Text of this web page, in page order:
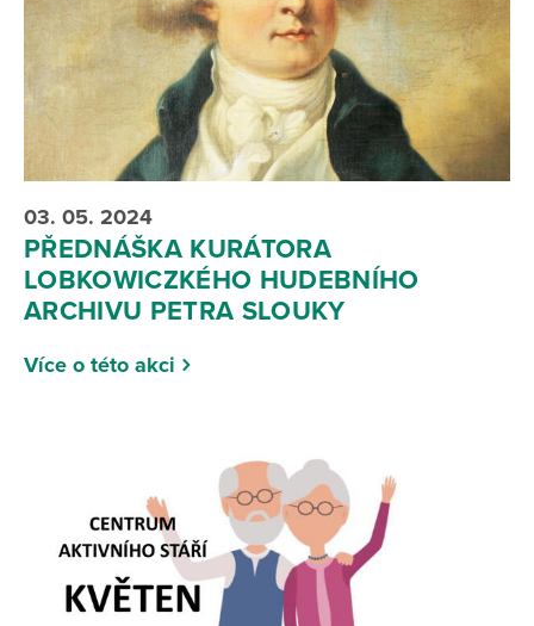
03. 05. 2024
PŘEDNÁŠKA KURÁTORA
LOBKOWICZKÉHO HUDEBNÍHO
ARCHIVU PETRA SLOUKY
Více o této akci